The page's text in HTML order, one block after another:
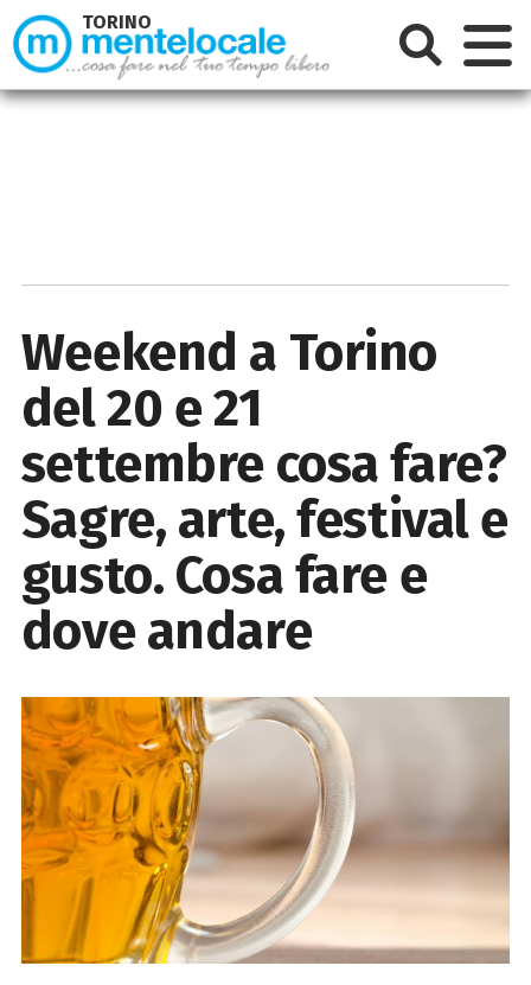
Weekend a Torino
del 20 e 21
settembre cosa fare?
Sagre, arte, festival e
gusto. Cosa fare e
dove andare
TORINO